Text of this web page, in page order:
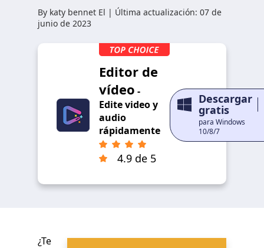
By katy bennet El | Última actualización: 07 de
junio de 2023
Editor de
vídeo -
Edite video y
audio
rápidamente
4.9 de 5
Descargar
gratis
para Windows
10/8/7
¿Te